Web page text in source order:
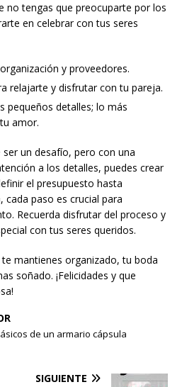
no tengas que preocuparte por los
en celebrar con tus seres
y proveedores.
relajarte y disfrutar con tu pareja.
pequeños detalles; lo más
amor.
un desafío, pero con una
a los detalles, puedes crear
el presupuesto hasta
cada paso es crucial para
Recuerda disfrutar del proceso y
con tus seres queridos.
mantienes organizado, tu boda
soñado. ¡Felicidades y que
de un armario cápsula
SIGUIENTE